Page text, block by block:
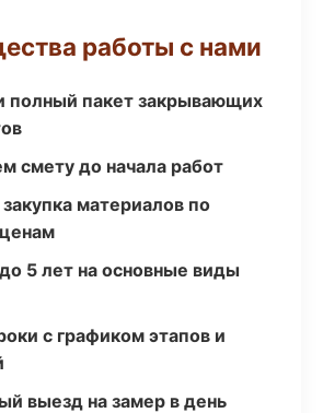
работы с нами
полный пакет закрывающих
смету до начала работ
материалов по
5 лет на основные виды
с графиком этапов и
выезд на замер в день